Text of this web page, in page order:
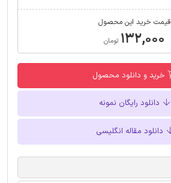
قیمت خرید این محصول
۱۳۲,۰۰۰ تومان
خرید و دانلود محصول
دانلود رایگان نمونه
دانلود مقاله انگلیسی